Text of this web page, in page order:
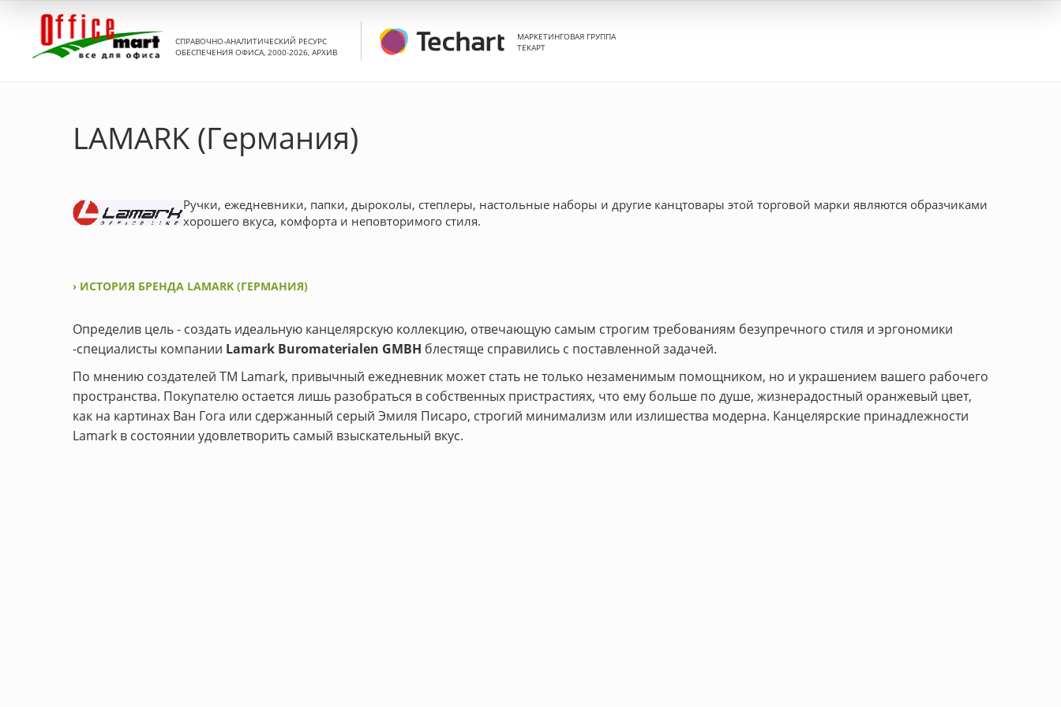
СПРАВОЧНО-АНАЛИТИЧЕСКИЙ РЕСУРС
ОБЕСПЕЧЕНИЯ ОФИСА, 2000-2026, АРХИВ
МАРКЕТИНГОВАЯ ГРУППА
ТЕКАРТ
LAMARK (Германия)
Ручки, ежедневники, папки, дыроколы, степлеры, настольные наборы и другие канцтовары этой торговой марки являются образчиками
хорошего вкуса, комфорта и неповторимого стиля.
› ИСТОРИЯ БРЕНДА LAMARK (ГЕРМАНИЯ)
Определив цель - создать идеальную канцелярскую коллекцию, отвечающую самым строгим требованиям безупречного стиля и эргономики
-специалисты компании Lamark Buromaterialen GMBH блестяще справились с поставленной задачей.
По мнению создателей ТМ Lamark, привычный ежедневник может стать не только незаменимым помощником, но и украшением вашего рабочего
пространства. Покупателю остается лишь разобраться в собственных пристрастиях, что ему больше по душе, жизнерадостный оранжевый цвет,
как на картинах Ван Гога или сдержанный серый Эмиля Писаро, строгий минимализм или излишества модерна. Канцелярские принадлежности
Lamark в состоянии удовлетворить самый взыскательный вкус.